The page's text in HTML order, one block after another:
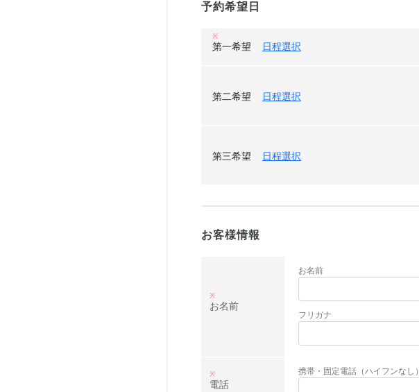
予約希望日
第一希望
※
日程選択
第二希望 日程選択
第三希望 日程選択
お客様情報
お名前
※
お名前
フリガナ
電話
※ 携帯・固定電話（ハイフンなし）